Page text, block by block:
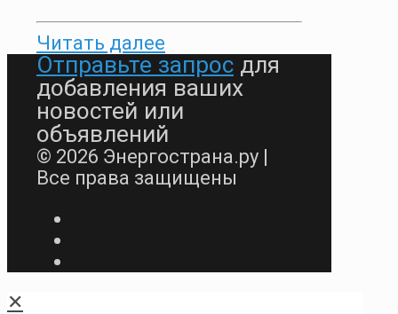
Читать далее
Отправьте запрос для
добавления ваших
новостей или
объявлений
© 2026 Энергострана.ру |
Все права защищены
✕